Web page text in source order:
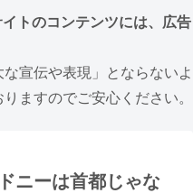
トのコンテンツには、広告
宣伝や表現」とならないよ
ますのでご安心ください。
ニーは首都じゃな